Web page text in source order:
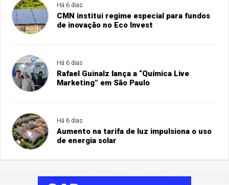
Há 6 dias
CMN institui regime especial para fundos
de inovação no Eco Invest
Há 6 dias
Rafael Guinalz lança a “Química Live
Marketing” em São Paulo
Há 6 dias
Aumento na tarifa de luz impulsiona o uso
de energia solar